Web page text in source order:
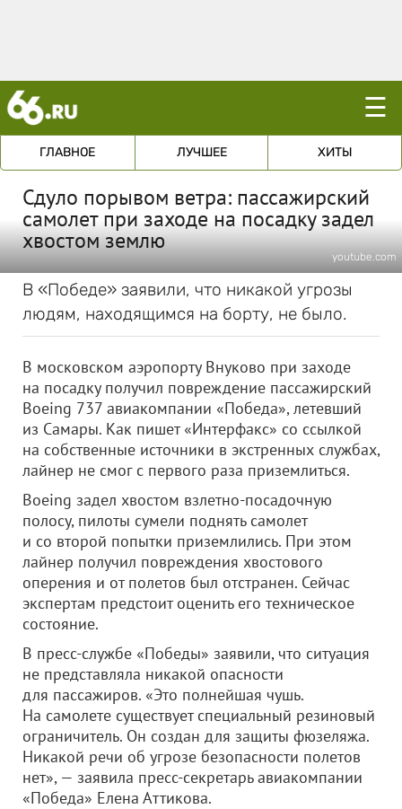
☰
ГЛАВНОЕ ЛУЧШЕЕ ХИТЫ
Сдуло порывом ветра: пассажирский
самолет при заходе на посадку задел
хвостом землю
youtube.com
В «Победе» заявили, что никакой угрозы
людям, находящимся на борту, не было.
В московском аэропорту Внуково при заходе
на посадку получил повреждение пассажирский
Boeing 737 авиакомпании «Победа», летевший
из Самары. Как пишет «Интерфакс» со ссылкой
на собственные источники в экстренных службах,
лайнер не смог с первого раза приземлиться.
Boeing задел хвостом взлетно-посадочную
полосу, пилоты сумели поднять самолет
и со второй попытки приземлились. При этом
лайнер получил повреждения хвостового
оперения и от полетов был отстранен. Сейчас
экспертам предстоит оценить его техническое
состояние.
В пресс-службе «Победы» заявили, что ситуация
не представляла никакой опасности
для пассажиров. «Это полнейшая чушь.
На самолете существует специальный резиновый
ограничитель. Он создан для защиты фюзеляжа.
Никакой речи об угрозе безопасности полетов
нет», — заявила пресс-секретарь авиакомпании
«Победа» Елена Аттикова.